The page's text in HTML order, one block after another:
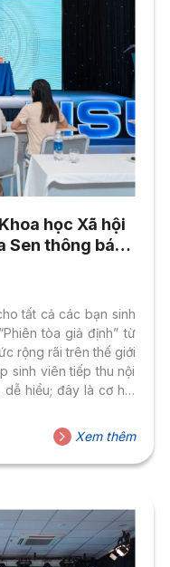
học Xã hội
Sen thông báo
Ý GÂY
tất cả các bạn sinh
tòa giả định” từ
rộng rãi trên thế giới
sinh viên tiếp thu nội
hiểu; đây là cơ hội
rèn luyện các kỹ
ứng xử, làm việc
Xem thêm